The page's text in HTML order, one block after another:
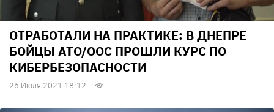
ОТРАБОТАЛИ НА ПРАКТИКЕ: В ДНЕПРЕ
БОЙЦЫ АТО/ООС ПРОШЛИ КУРС ПО
КИБЕРБЕЗОПАСНОСТИ
26 Июля 2021 18:12